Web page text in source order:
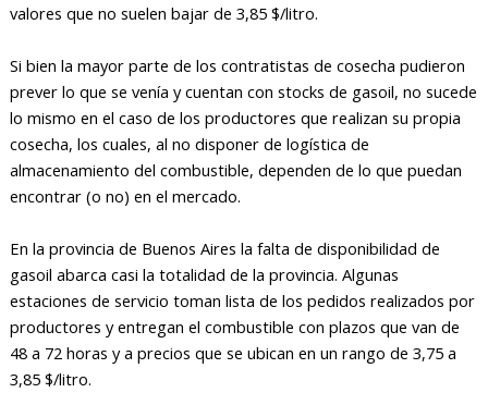
valores que no suelen bajar de 3,85 $/litro.
Si bien la mayor parte de los contratistas de cosecha pudieron
prever lo que se venía y cuentan con stocks de gasoil, no sucede
lo mismo en el caso de los productores que realizan su propia
cosecha, los cuales, al no disponer de logística de
almacenamiento del combustible, dependen de lo que puedan
encontrar (o no) en el mercado.
En la provincia de Buenos Aires la falta de disponibilidad de
gasoil abarca casi la totalidad de la provincia. Algunas
estaciones de servicio toman lista de los pedidos realizados por
productores y entregan el combustible con plazos que van de
48 a 72 horas y a precios que se ubican en un rango de 3,75 a
3,85 $/litro.